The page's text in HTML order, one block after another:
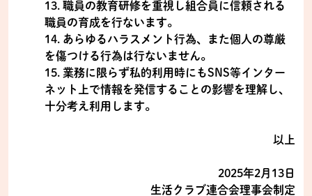
13. 職員の教育研修を重視し組合員に信頼される
職員の育成を行ないます。
14. あらゆるハラスメント行為、また個人の尊厳
を傷つける行為は行ないません。
15. 業務に限らず私的利用時にもSNS等インター
ネット上で情報を発信することの影響を理解し、
十分考え利用します。
以上
2025年2月13日
生活クラブ連合会理事会制定